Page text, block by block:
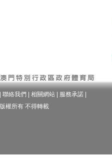
聯絡我們 相關網站 服務承諾
版權所有 不得轉載